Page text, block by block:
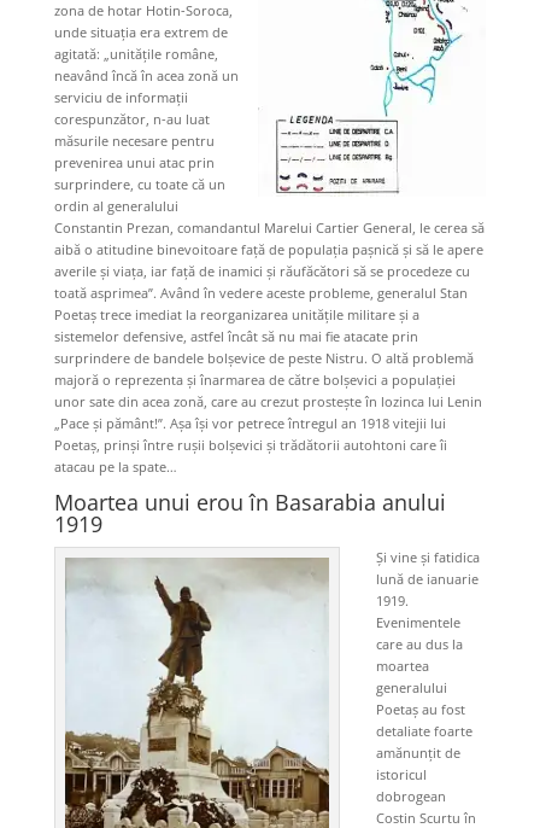
zona de hotar Hotin-Soroca,
unde situația era extrem de
agitată: „unitățile române,
neavând încă în acea zonă un
serviciu de informații
corespunzător, n-au luat
măsurile necesare pentru
prevenirea unui atac prin
surprindere, cu toate că un
ordin al generalului
Constantin Prezan, comandantul Marelui Cartier General, le cerea să
aibă o atitudine binevoitoare față de populația pașnică și să le apere
averile și viața, iar față de inamici și răufăcători să se procedeze cu
toată asprimea”. Având în vedere aceste probleme, generalul Stan
Poetaș trece imediat la reorganizarea unitățile militare și a
sistemelor defensive, astfel încât să nu mai fie atacate prin
surprindere de bandele bolșevice de peste Nistru. O altă problemă
majoră o reprezenta și înarmarea de către bolșevici a populației
unor sate din acea zonă, care au crezut prostește în lozinca lui Lenin
„Pace și pământ!”. Așa își vor petrece întregul an 1918 vitejii lui
Poetaș, prinși între rușii bolșevici și trădătorii autohtoni care îi
atacau pe la spate…
Moartea unui erou în Basarabia anului
1919
Și vine și fatidica
lună de ianuarie
1919.
Evenimentele
care au dus la
moartea
generalului
Poetaș au fost
detaliate foarte
amănunțit de
istoricul
dobrogean
Costin Scurtu în